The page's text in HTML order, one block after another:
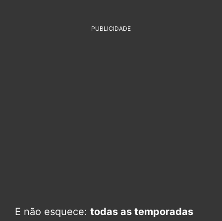
PUBLICIDADE
E não esquece: todas as temporadas